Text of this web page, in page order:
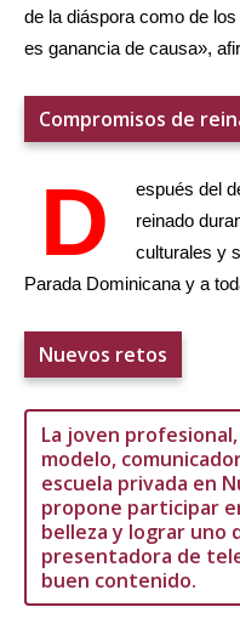
de la diáspora como de
es ganancia de causa»,
Compromisos de
D
espués del
reinado
culturales y
Parada Dominicana y a
Nuevos retos
La joven
modelo,
escuela privada en
propone participar
belleza y lograr uno
presentadora de
buen contenido.